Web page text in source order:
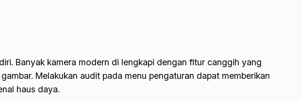
Banyak kamera modern di lengkapi dengan fitur canggih yang
Melakukan audit pada menu pengaturan dapat memberikan
haus daya.